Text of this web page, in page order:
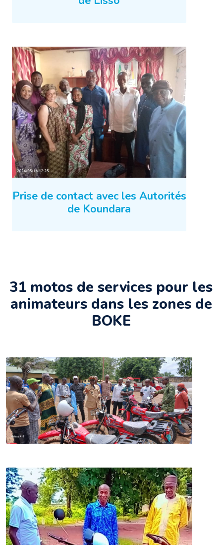
Prise de contact avec les Autorités
de Koundara
31 motos de services pour les
animateurs dans les zones de
BOKE